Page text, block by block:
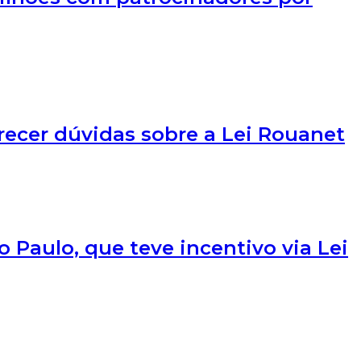
dúvidas sobre a Lei Rouanet
Paulo, que teve incentivo via Lei